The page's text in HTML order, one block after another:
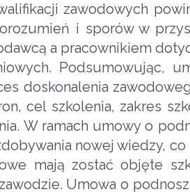
zawodowych
i sporów w
a pracownikiem
Podsumowując,
doskonalenia
cel szkolenia, zakres
W ramach umowy o
nowej wiedzy,
mają zostać objęte
Umowa o